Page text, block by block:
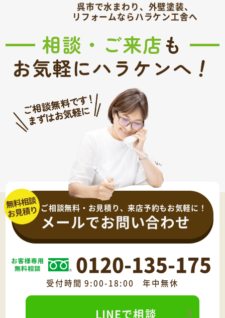
呉市で水まわり、外壁塗装、
リフォームならハラケン工舎へ
相談・ご来店も
お気軽にハラケンへ！
ご相談無料・お見積り、来店予約もお気軽に！
メールでお問い合わせ
0120-135-175
受付時間 9:00-18:00 年中無休
LINEで相談